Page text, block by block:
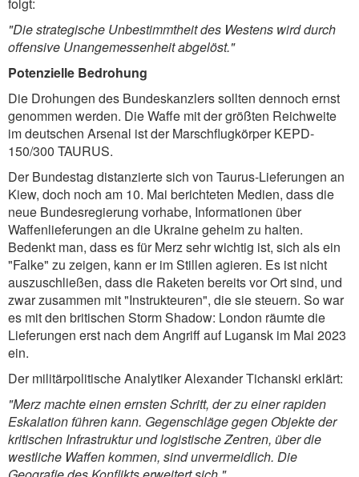
"Die strategische Unbestimmtheit des Westens wird durch
offensive Unangemessenheit abgelöst."
Potenzielle Bedrohung
Die Drohungen des Bundeskanzlers sollten dennoch ernst
genommen werden. Die Waffe mit der größten Reichweite
im deutschen Arsenal ist der Marschflugkörper KEPD-
150/300 TAURUS.
Der Bundestag distanzierte sich von Taurus-Lieferungen an
Kiew, doch noch am 10. Mai berichteten Medien, dass die
neue Bundesregierung vorhabe, Informationen über
Waffenlieferungen an die Ukraine geheim zu halten.
Bedenkt man, dass es für Merz sehr wichtig ist, sich als ein
"Falke" zu zeigen, kann er im Stillen agieren. Es ist nicht
auszuschließen, dass die Raketen bereits vor Ort sind, und
zwar zusammen mit "Instrukteuren", die sie steuern. So war
es mit den britischen Storm Shadow: London räumte die
Lieferungen erst nach dem Angriff auf Lugansk im Mai 2023
ein.
Der militärpolitische Analytiker Alexander Tichanski erklärt:
"Merz machte einen ernsten Schritt, der zu einer rapiden
Eskalation führen kann. Gegenschläge gegen Objekte der
kritischen Infrastruktur und logistische Zentren, über die
westliche Waffen kommen, sind unvermeidlich. Die